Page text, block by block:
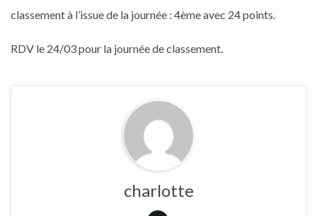
classement à l’issue de la journée : 4ème avec 24 points.
RDV le 24/03 pour la journée de classement.
charlotte